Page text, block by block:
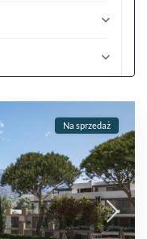
Na sprzedaż